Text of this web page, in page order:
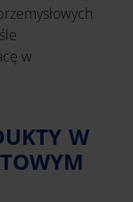
w
W